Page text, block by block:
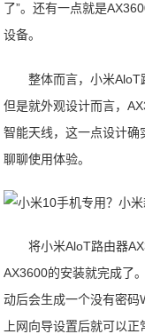
了”。还有一点就是
设备。
整体而言，小米AloT
但是就外观设计而言，
智能天线，这一点设计
聊聊使用体验。
将小米AloT路由器
AX3600的安装就完成了
动后会生成一个没有密
上网向导设置后就可以